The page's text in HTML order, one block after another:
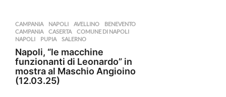
CAMPANIA ,NAPOLI AVELLINO ,BENEVENTO
CAMPANIA
,CASERTA ,COMUNE DI NAPOLI
NAPOLI
,PUPIA ,SALERNO
Napoli, “le macchine
funzionanti di Leonardo” in
mostra al Maschio Angioino
(12.03.25)